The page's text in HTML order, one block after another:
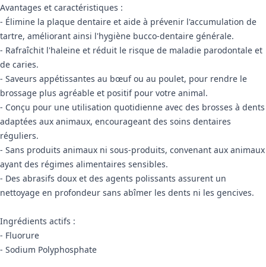
Avantages et caractéristiques :
- Élimine la plaque dentaire et aide à prévenir l'accumulation de
tartre, améliorant ainsi l'hygiène bucco-dentaire générale.
- Rafraîchit l'haleine et réduit le risque de maladie parodontale et
de caries.
- Saveurs appétissantes au bœuf ou au poulet, pour rendre le
brossage plus agréable et positif pour votre animal.
- Conçu pour une utilisation quotidienne avec des brosses à dents
adaptées aux animaux, encourageant des soins dentaires
réguliers.
- Sans produits animaux ni sous-produits, convenant aux animaux
ayant des régimes alimentaires sensibles.
- Des abrasifs doux et des agents polissants assurent un
nettoyage en profondeur sans abîmer les dents ni les gencives.
Ingrédients actifs :
- Fluorure
- Sodium Polyphosphate